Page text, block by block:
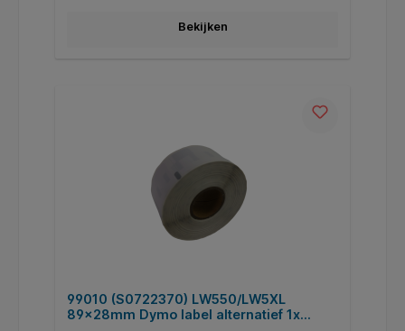
worden illustratief gebruikt. De rechten hiervan liggen
Bekijken
99010 (S0722370) LW550/LW5XL
89x28mm Dymo label alternatief 1x